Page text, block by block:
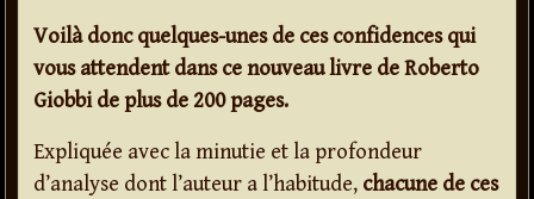
Voilà donc quelques-unes de ces confidences qui
vous attendent dans ce nouveau livre de Roberto
Giobbi de plus de 200 pages.
Expliquée avec la minutie et la profondeur
d’analyse dont l’auteur a l’habitude, chacune de ces